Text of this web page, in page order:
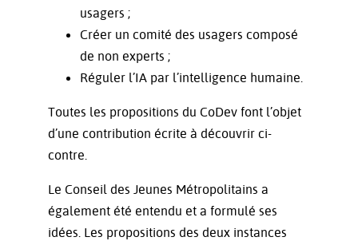
usagers ;
Créer un comité des usagers composé
de non experts ;
Réguler l’IA par l’intelligence humaine.
Toutes les propositions du CoDev font l’objet
d’une contribution écrite à découvrir ci-
contre.
Le Conseil des Jeunes Métropolitains a
également été entendu et a formulé ses
idées. Les propositions des deux instances